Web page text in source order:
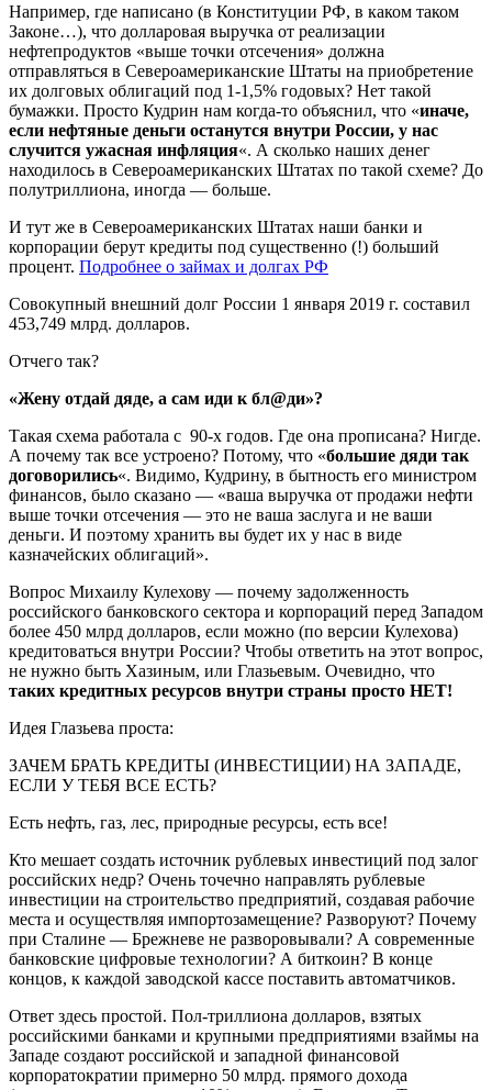
Например, где написано (в Конституции РФ, в каком таком
Законе…), что долларовая выручка от реализации
нефтепродуктов «выше точки отсечения» должна
отправляться в Североамериканские Штаты на приобретение
их долговых облигаций под 1-1,5% годовых? Нет такой
бумажки. Просто Кудрин нам когда-то объяснил, что «иначе,
если нефтяные деньги останутся внутри России, у нас
случится ужасная инфляция«. А сколько наших денег
находилось в Североамериканских Штатах по такой схеме? До
полутриллиона, иногда — больше.
И тут же в Североамериканских Штатах наши банки и
корпорации берут кредиты под существенно (!) больший
процент. Подробнее о займах и долгах РФ
Совокупный внешний долг России 1 января 2019 г. составил
453,749 млрд. долларов.
Отчего так?
«Жену отдай дяде, а сам иди к бл@ди»?
Такая схема работала с 90-х годов. Где она прописана? Нигде.
А почему так все устроено? Потому, что «большие дяди так
договорились«. Видимо, Кудрину, в бытность его министром
финансов, было сказано — «ваша выручка от продажи нефти
выше точки отсечения — это не ваша заслуга и не ваши
деньги. И поэтому хранить вы будет их у нас в виде
казначейских облигаций».
Вопрос Михаилу Кулехову — почему задолженность
российского банковского сектора и корпораций перед Западом
более 450 млрд долларов, если можно (по версии Кулехова)
кредитоваться внутри России? Чтобы ответить на этот вопрос,
не нужно быть Хазиным, или Глазьевым. Очевидно, что
таких кредитных ресурсов внутри страны просто НЕТ!
Идея Глазьева проста:
ЗАЧЕМ БРАТЬ КРЕДИТЫ (ИНВЕСТИЦИИ) НА ЗАПАДЕ,
ЕСЛИ У ТЕБЯ ВСЕ ЕСТЬ?
Есть нефть, газ, лес, природные ресурсы, есть все!
Кто мешает создать источник рублевых инвестиций под залог
российских недр? Очень точечно направлять рублевые
инвестиции на строительство предприятий, создавая рабочие
места и осуществляя импортозамещение? Разворуют? Почему
при Сталине — Брежневе не разворовывали? А современные
банковские цифровые технологии? А биткоин? В конце
концов, к каждой заводской кассе поставить автоматчиков.
Ответ здесь простой. Пол-триллиона долларов, взятых
российскими банками и крупными предприятиями взаймы на
Западе создают российской и западной финансовой
корпоратократии примерно 50 млрд. прямого дохода